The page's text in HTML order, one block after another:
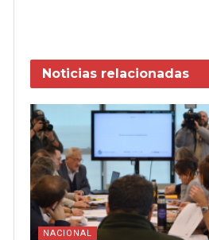
Noticias relacionadas
NACIONAL